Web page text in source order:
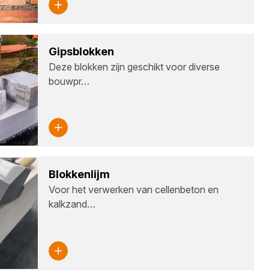
Gips­blok­ken
Deze blokken zijn geschikt voor diverse
bouwpr…
Blok­ken­lijm
Voor het verwerken van cellenbeton en
kalkzand…